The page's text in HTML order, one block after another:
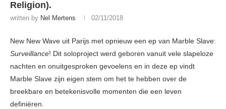
Religion).
written by Nel Mertens 02/11/2018
New New Wave uit Parijs met opnieuw een ep van Marble Slave:
Surveillance! Dit soloproject werd geboren vanuit vele slapeloze
nachten en onuitgesproken gevoelens en in deze ep vindt
Marble Slave zijn eigen stem om het te hebben over de
breekbare en betekenisvolle momenten die een leven
definiëren.